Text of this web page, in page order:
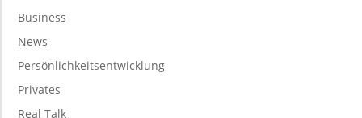
Business
News
Persönlichkeitsentwicklung
Privates
Real Talk